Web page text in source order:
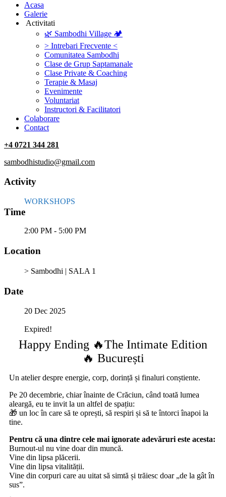
‎Acasa
Galerie
‎ ‎Activitati‎
🌿 Sambodhi Village 🏕️
> Intrebari Frecvente <
Comunitatea Sambodhi
Clase de Grup Saptamanale
Clase Private & Coaching
Terapie & Masaj
‎Evenimente
Voluntariat
‏‏‎Instructori & Facilitatori
Colaborare
Contact
+4 0721 344 281
sambodhistudio@gmail.com
Activity
WORKSHOPS
Time
2:00 PM - 5:00 PM
Location
> Sambodhi | SALA 1
Date
20 Dec 2025
Expired!
Happy Ending 🔥The Intimate Edition
🔥 București
Un atelier despre energie, corp, dorință și finaluri conștiente.
Pe 20 decembrie, chiar înainte de Crăciun, când toată lumea
aleargă, eu te invit la un altfel de spațiu:
🎁 un loc în care să te oprești, să respiri și să te întorci înapoi la
tine.
Pentru că una dintre cele mai ignorate adevăruri este acesta:
Burnout-ul nu vine doar din muncă.
Vine din lipsa plăcerii.
Vine din lipsa vitalității.
Vine din corpuri care au uitat să simtă și trăiesc doar „de la gât în
sus”.